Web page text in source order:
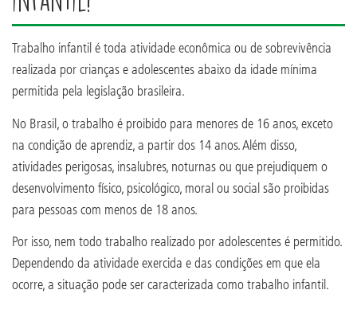
Trabalho infantil é toda atividade econômica ou de sobrevivência
realizada por crianças e adolescentes abaixo da idade mínima
permitida pela legislação brasileira.
No Brasil, o trabalho é proibido para menores de 16 anos, exceto
na condição de aprendiz, a partir dos 14 anos. Além disso,
atividades perigosas, insalubres, noturnas ou que prejudiquem o
desenvolvimento físico, psicológico, moral ou social são proibidas
para pessoas com menos de 18 anos.
Por isso, nem todo trabalho realizado por adolescentes é permitido.
Dependendo da atividade exercida e das condições em que ela
ocorre, a situação pode ser caracterizada como trabalho infantil.